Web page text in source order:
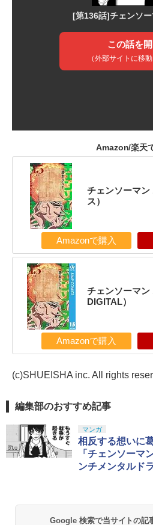
Amazon/楽天
チェンソーマン
ス）
Amazonで購入
チェンソーマン
DIGITAL）
Amazonで購入
(c)SHUEISHA inc. All rights
編集部のおすすめ記事
マンガ
相反する想いに
「チェンソーマ
ンチメンタルド
Google 検索で当サイトの記